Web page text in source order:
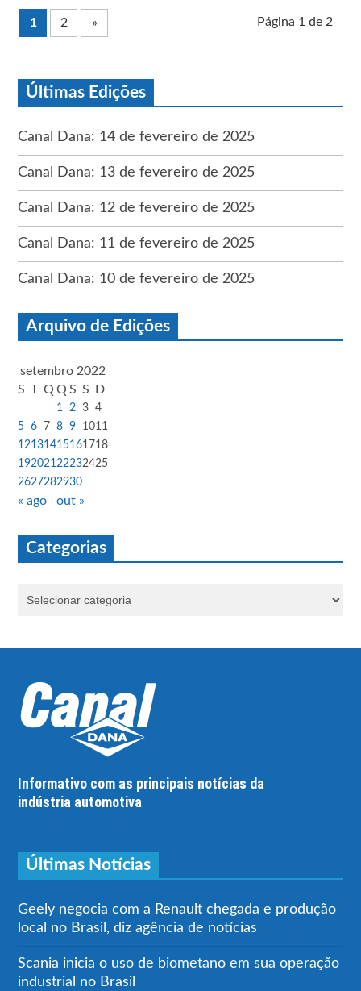
Página 1 de 2
1 2 »
Últimas Edições
Canal Dana: 14 de fevereiro de 2025
Canal Dana: 13 de fevereiro de 2025
Canal Dana: 12 de fevereiro de 2025
Canal Dana: 11 de fevereiro de 2025
Canal Dana: 10 de fevereiro de 2025
Arquivo de Edições
setembro 2022
S T Q Q S S D
1 2 3 4
5 6 7 8 9 1011
12131415161718
192021 22232425
2627282930
« ago out »
Categorias
Informativo com as principais notícias da
indústria automotiva
Últimas Notícias
Geely negocia com a Renault chegada e produção
local no Brasil, diz agência de notícias
Scania inicia o uso de biometano em sua operação
industrial no Brasil